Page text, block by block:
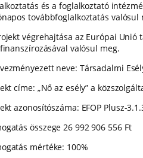
és a foglalkoztató
továbbfoglalkoztatás valósul
végrehajtása az Európai Unió
valósul meg.
neve: Társadalmi
címe: „Nő az esély” a
azonosítószáma: EFOP Plusz-
összege 26 992 906 556 Ft
mértéke: 100%